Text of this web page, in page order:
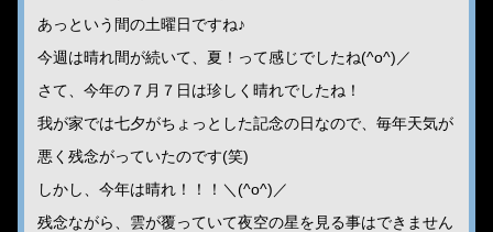
あっという間の土曜日ですね♪
今週は晴れ間が続いて、夏！って感じでしたね(^o^)／
さて、今年の７月７日は珍しく晴れでしたね！
我が家では七夕がちょっとした記念の日なので、毎年天気が
悪く残念がっていたのです(笑)
しかし、今年は晴れ！！！＼(^o^)／
残念ながら、雲が覆っていて夜空の星を見る事はできません